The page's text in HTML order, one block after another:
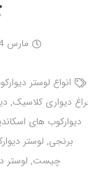
مارس 4, 2023
انواع لوستر
دیواری کلاسیک,
دیوارکوب های
برنجی, لوستر
چیست, لوستر